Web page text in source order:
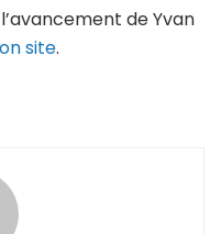
de Yvan
site.